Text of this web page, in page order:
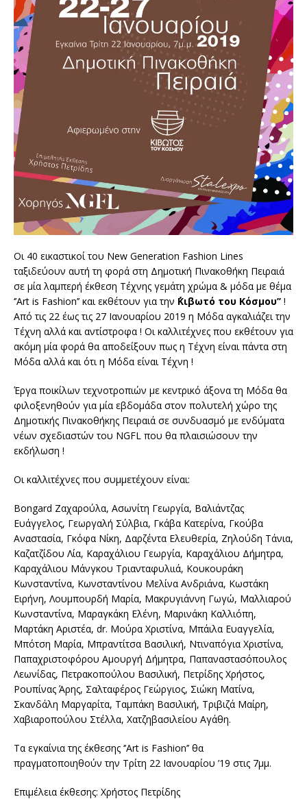
Οι 40 εικαστικοί του New Generation Fashion Lines
ταξιδεύουν αυτή τη φορά στη Δημοτική Πινακοθήκη Πειραιά
σε μία λαμπερή έκθεση Τέχνης γεμάτη χρώμα & μόδα με θέμα
‘’Art is Fashion’’ και εκθέτουν για την ΄΄Κιβωτό του Κόσμου’’ !
Από τις 22 έως τις 27 Ιανουαρίου 2019 η Μόδα αγκαλιάζει την
Τέχνη αλλά και αντίστροφα ! Οι καλλιτέχνες που εκθέτουν για
ακόμη μία φορά θα αποδείξουν πως η Τέχνη είναι πάντα στη
Μόδα αλλά και ότι η Μόδα είναι Τέχνη !
Έργα ποικίλων τεχνοτροπιών με κεντρικό άξονα τη Μόδα θα
φιλοξενηθούν για μία εβδομάδα στον πολυτελή χώρο της
Δημοτικής Πινακοθήκης Πειραιά σε συνδυασμό με ενδύματα
νέων σχεδιαστών του NGFL που θα πλαισιώσουν την
εκδήλωση !
Οι καλλιτέχνες που συμμετέχουν είναι:
Bongard Ζαχαρούλα, Ασωνίτη Γεωργία, Βαλιάντζας
Ευάγγελος, Γεωργαλή Σύλβια, Γκάβα Κατερίνα, Γκούβα
Αναστασία, Γκόφα Νίκη, Δαρζέντα Ελευθερία, Ζηλούδη Τάνια,
Καζατζίδου Λία, Καραχάλιου Γεωργία, Καραχάλιου Δήμητρα,
Καραχάλιου Μάνγκου Τριανταφυλιιά, Κουκουράκη
Κωνσταντίνα, Κωνσταντίνου Μελίνα Ανδριάνα, Κωστάκη
Ειρήνη, Λουμπουρδή Μαρία, Μακρυγιάννη Γωγώ, Μαλλιαρού
Κωνσταντίνα, Μαραγκάκη Ελένη, Μαρινάκη Καλλιόπη,
Μαρτάκη Αριστέα, dr. Μούρα Χριστίνα, Μπάιλα Ευαγγελία,
Μπότση Μαρία, Μπραντίτσα Βασιλική, Ντιναπόγια Χριστίνα,
Παπαχριστοφόρου Αμουργή Δήμητρα, Παπαναστασόπουλος
Λεωνίδας, Πετρακοπούλου Βασιλική, Πετρίδης Χρήστος,
Ρουπίνας Άρης, Σαλταφέρος Γεώργιος, Σιώκη Ματίνα,
Σκανδάλη Μαργαρίτα, Ταμπάκη Βασιλική, Τριβιζά Μαίρη,
Χαβιαροπούλου Στέλλα, Χατζηβασιλείου Αγάθη.
Τα εγκαίνια της έκθεσης ‘’Art is Fashion’’ θα
πραγματοποιηθούν την Τρίτη 22 Ιανουαρίου ’19 στις 7μμ.
Επιμέλεια έκθεσης: Χρήστος Πετρίδης